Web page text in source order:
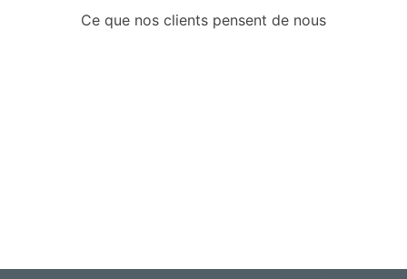
Ce que nos clients pensent de nous